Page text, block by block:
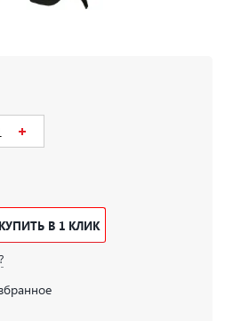
КУПИТЬ В 1 КЛИК